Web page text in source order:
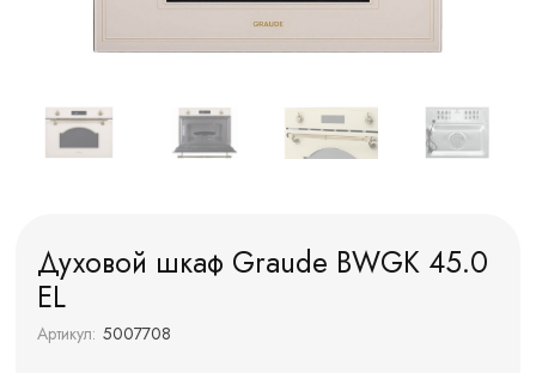
Духовой шкаф Graude BWGK 45.0
EL
Артикул: 5007708